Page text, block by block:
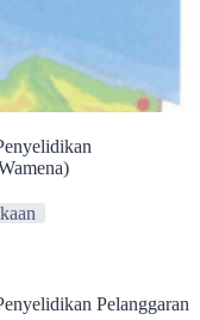
Pelanggaran